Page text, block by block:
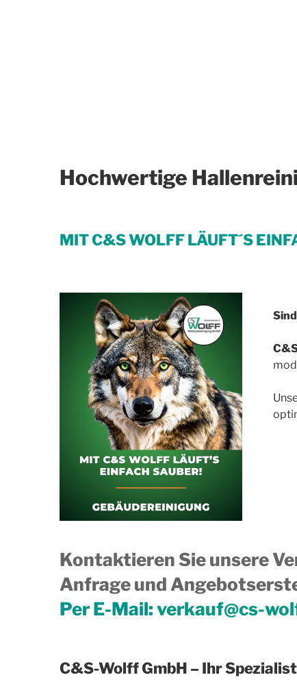
Hochwertige
MIT C&S WOLFF LÄUFT´S
Kontaktieren Sie unsere
Anfrage und
Per E-Mail:verkauf@cs-
C&S-Wolff GmbH – Ihr